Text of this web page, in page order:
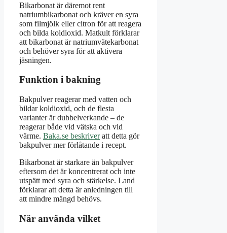
Bikarbonat är däremot rent
natriumbikarbonat och kräver en syra
som filmjölk eller citron för att reagera
och bilda koldioxid. Matkult förklarar
att bikarbonat är natriumvätekarbonat
och behöver syra för att aktivera
jäsningen.
Funktion i bakning
Bakpulver reagerar med vatten och
bildar koldioxid, och de flesta
varianter är dubbelverkande – de
reagerar både vid vätska och vid
värme. Baka.se beskriveratt detta gör
bakpulver mer förlåtande i recept.
Bikarbonat är starkare än bakpulver
eftersom det är koncentrerat och inte
utspätt med syra och stärkelse. Land
förklarar att detta är anledningen till
att mindre mängd behövs.
När använda vilket